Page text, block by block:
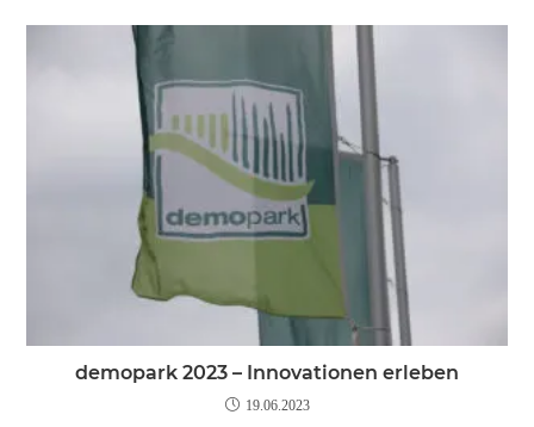
demopark 2023 – Innovationen erleben
19.06.2023